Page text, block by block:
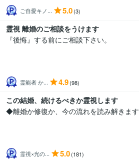
ご自愛キノ... 5.0(3)
霊視 離婚のご相談をうけます
『後悔』する前にご相談下さい。
霊能者 か... 4.9(98)
この結婚、続けるべきか霊視します
◆離婚か修復か、今の流れを読み解きます
霊視×光の... 5.0(181)